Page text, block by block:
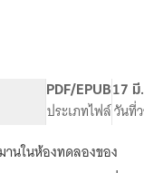
PDF/EPUB
ประเภทไฟล์
17
วันที่
นในห้องทดลองของ